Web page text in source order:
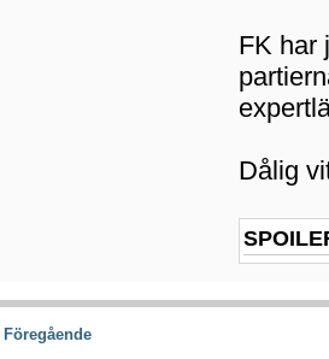
FK har
Dålig
Föregående